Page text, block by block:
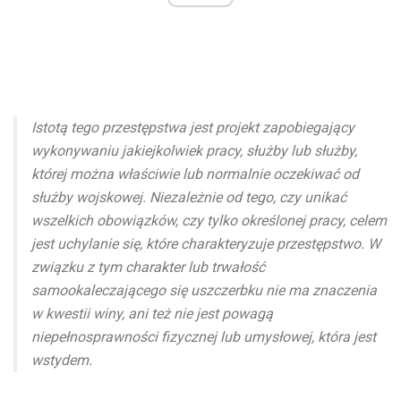
Istotą tego przestępstwa jest projekt zapobiegający
wykonywaniu jakiejkolwiek pracy, służby lub służby,
której można właściwie lub normalnie oczekiwać od
służby wojskowej. Niezależnie od tego, czy unikać
wszelkich obowiązków, czy tylko określonej pracy, celem
jest uchylanie się, które charakteryzuje przestępstwo. W
związku z tym charakter lub trwałość
samookaleczającego się uszczerbku nie ma znaczenia
w kwestii winy, ani też nie jest powagą
niepełnosprawności fizycznej lub umysłowej, która jest
wstydem.